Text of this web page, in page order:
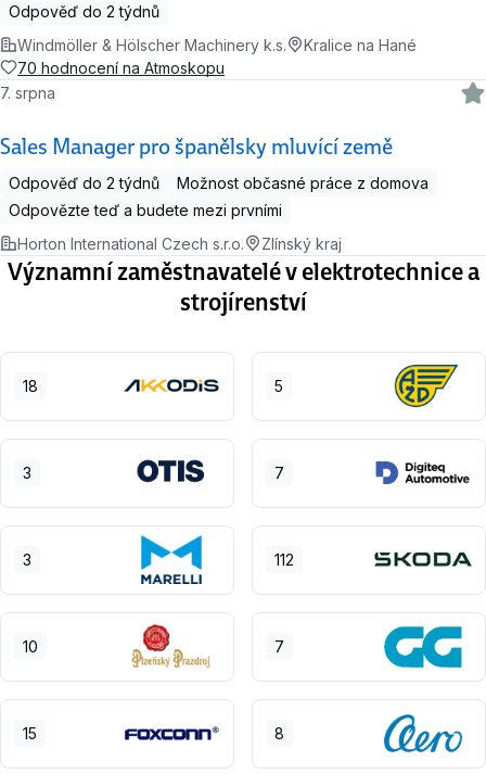
Odpověď do 2 týdnů
Windmöller & Hölscher Machinery k.s.
Kralice na Hané
70 hodnocení na Atmoskopu
Sales Manager pro španělsky mluvící země
7. srpna
Odpověď do 2 týdnů
Možnost občasné práce z domova
Odpovězte teď a budete mezi prvními
Horton International Czech s.r.o.
Zlínský kraj
Významní zaměstnavatelé v elektrotechnice a
strojírenství
18 5
3 7
3 112
10 7
15 8